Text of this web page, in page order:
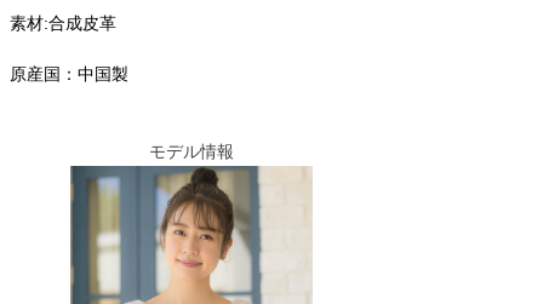
素材:合成皮革
原産国：中国製
モデル情報